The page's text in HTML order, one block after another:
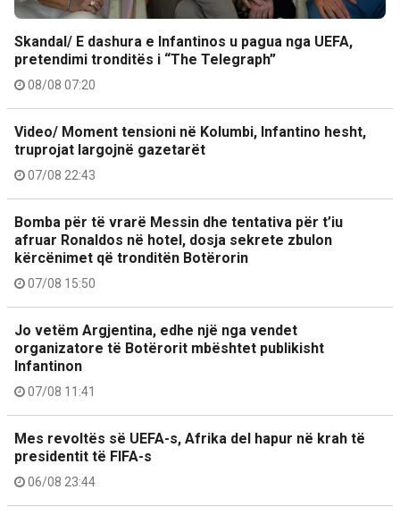
Skandal/ E dashura e Infantinos u pagua nga UEFA,
pretendimi tronditës i “The Telegraph”
08/08 07:20
Video/ Moment tensioni në Kolumbi, Infantino hesht,
truprojat largojnë gazetarët
07/08 22:43
Bomba për të vrarë Messin dhe tentativa për t’iu
afruar Ronaldos në hotel, dosja sekrete zbulon
kërcënimet që tronditën Botërorin
07/08 15:50
Jo vetëm Argjentina, edhe një nga vendet
organizatore të Botërorit mbështet publikisht
Infantinon
07/08 11:41
Mes revoltës së UEFA-s, Afrika del hapur në krah të
presidentit të FIFA-s
06/08 23:44